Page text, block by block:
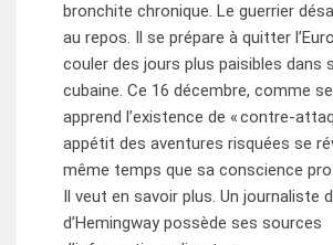
bronchite chronique. Le guerrier
au repos. Il se prépare à quitter
couler des jours plus paisibles dans
cubaine. Ce 16 décembre, comme
apprend l’existence de « contre-
appétit des aventures risquées se
même temps que sa conscience
Il veut en savoir plus. Un journaliste
d’Hemingway possède ses sources